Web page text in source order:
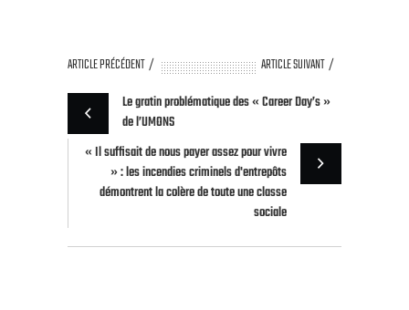
ARTICLE PRÉCÉDENT
ARTICLE SUIVANT
Le gratin problématique des « Career Day’s »
de l’UMONS
« Il suffisait de nous payer assez pour vivre
» : les incendies criminels d'entrepôts
démontrent la colère de toute une classe
sociale